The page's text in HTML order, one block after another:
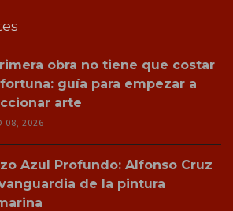
obra no tiene que costar
guía para empezar a
arte
08, 2026
Azul Profundo: Alfonso Cruz
de la pintura